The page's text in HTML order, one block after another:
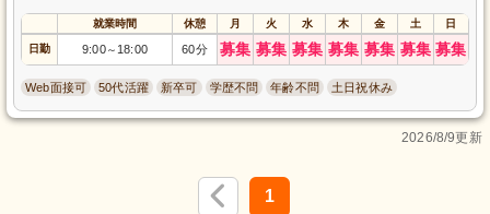
就業時間 休憩 月 火 水 木 金 土 日
日勤 9:00～ 18:00 60分 募集 募集 募集 募集 募集 募集 募集
Web面接可 50代活躍 新卒可 学歴不問 年齢不問 土日祝休み
2026/8/9更新
1